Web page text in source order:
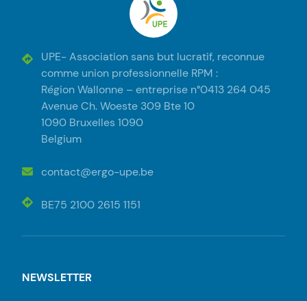
UPE
UPE- Association sans but lucratif, reconnue
comme union professionnelle RPM :
Région Wallonne – entreprise n°0413 264 045
Avenue Ch. Woeste 309 Bte 10
1090 Bruxelles 1090
Belgium
contact@ergo-upe.be
BE75 2100 2615 1151
NEWSLETTER